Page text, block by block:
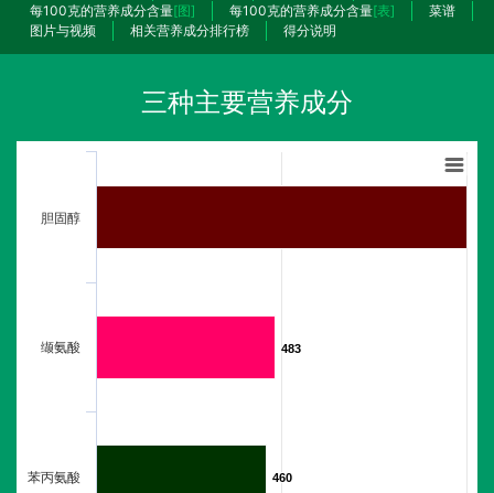
每100克的营养成分含量[图] 每100克的营养成分含量[表]
菜谱
图片与视频
相关营养成分排行榜 得分说明
三种主要营养成分
483
483
460
460
胆固醇
缬氨酸
苯丙氨酸